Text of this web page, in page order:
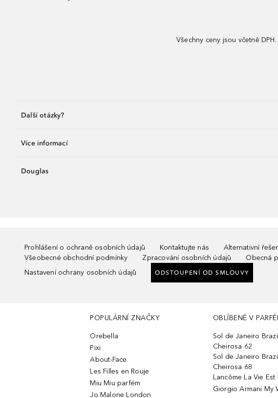
Všechny ceny jsou včetně DPH.
Další otázky?
Více informací
Douglas
Prohlášení o ochraně osobních údajů Kontaktujte nás
Alternativní
Všeobecné obchodní podmínky
Zpracování osobních údajů
Obecná
Nastavení ochrany osobních údajů
ODSTOUPENÍ OD SMLOUVY
POPULÁRNÍ ZNAČKY
Orebella
Pixi
About-Face
Les Filles en Rouje
Miu Miu parfém
Jo Malone London
OBLÍBENÉ V
Sol de Janeiro
Cheirosa 62
Sol de Janeiro
Cheirosa 68
Lancôme La Vie Est
Giorgio Armani My